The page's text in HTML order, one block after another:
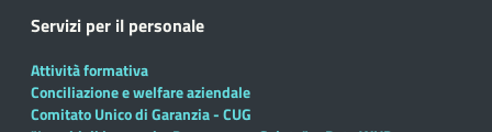
Servizi per il personale
Attività formativa
Conciliazione e welfare aziendale
Comitato Unico di Garanzia - CUG